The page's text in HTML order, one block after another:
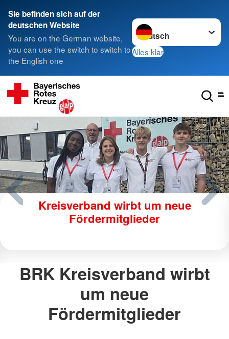
Sie befinden sich auf der
deutschen Website
You are on the German website,
you can use the switch to switch to
the English one
Sprache wechseln zu
Alles klar
Kreisverband wirbt um neue
Fördermitglieder
BRK Kreisverband wirbt
um neue
Fördermitglieder